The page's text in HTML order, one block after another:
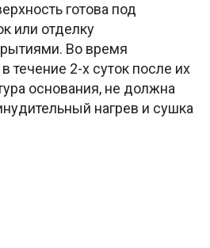
готова под
или отделку
Во время
течение 2-х суток после их
основания, не должна
нагрев и сушка